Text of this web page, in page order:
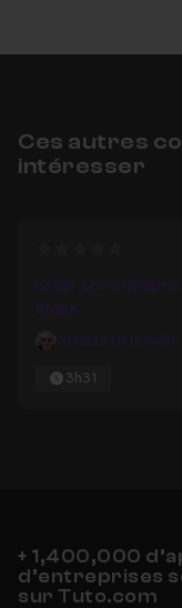
Ces autres
intéresser
Créer son
étape
Nicolas Hanteville
3h31
+ 1,400,000
d’entreprises
sur Tuto.com